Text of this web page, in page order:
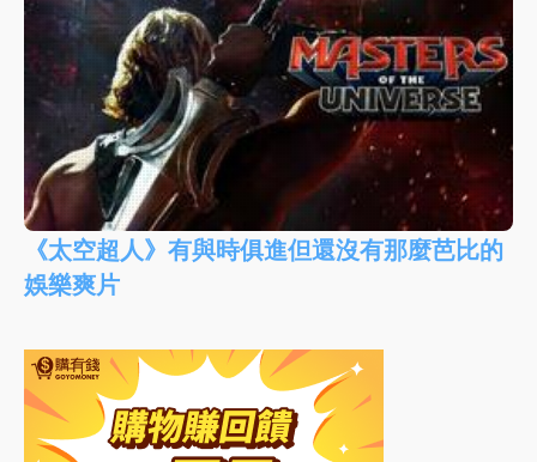
《太空超人》有與時俱進但還沒有那麼芭比的
娛樂爽片